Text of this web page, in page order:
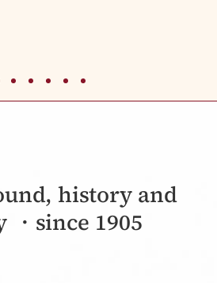
history and
・since 1905